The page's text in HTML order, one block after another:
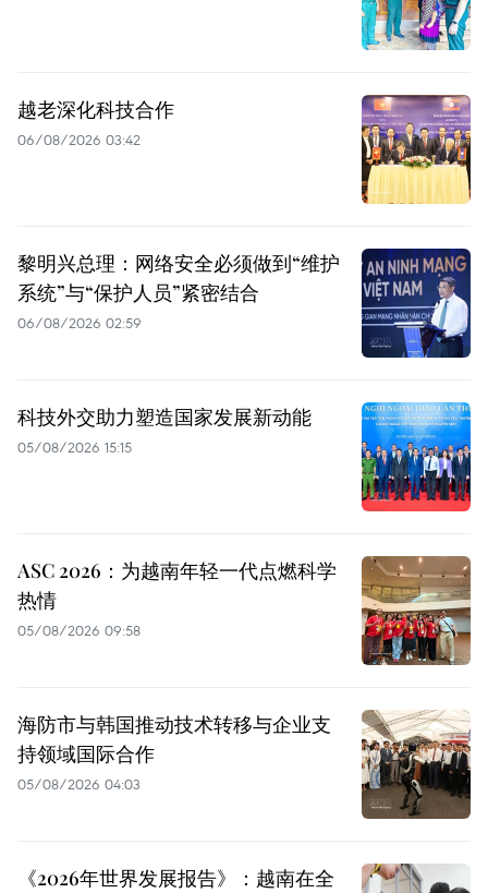
越老深化科技合作
06/08/2026 03:42
黎明兴总理：网络安全必须做到“维护
系统”与“保护人员”紧密结合
06/08/2026 02:59
科技外交助力塑造国家发展新动能
05/08/2026 15:15
ASC 2026：为越南年轻一代点燃科学
热情
05/08/2026 09:58
海防市与韩国推动技术转移与企业支
持领域国际合作
05/08/2026 04:03
《2026年世界发展报告》：越南在全